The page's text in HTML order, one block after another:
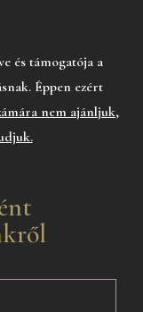
és támogatója a
Éppen ezért
nem ajánljuk,